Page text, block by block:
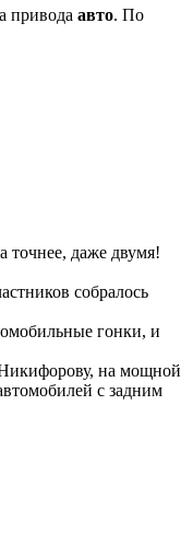
привода авто. По
точнее, даже двумя!
собралось
гонки, и
на мощной
с задним